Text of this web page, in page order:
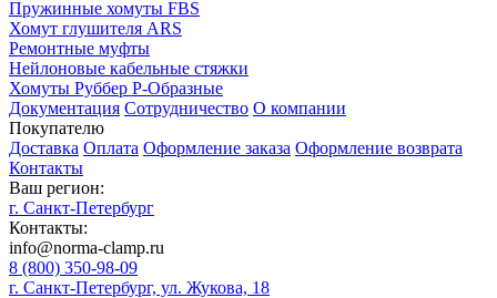
Пружинные хомуты FBS
Хомут глушителя ARS
Ремонтные муфты
Нейлоновые кабельные стяжки
Хомуты Руббер Р-Образные
Документация Сотрудничество О компании
Покупателю
Доставка Оплата Оформление заказа Оформление возврата
Контакты
Ваш регион:
г. Санкт-Петербург
Контакты:
info@norma-clamp.ru
8 (800) 350-98-09
г. Санкт-Петербург, ул. Жукова, 18